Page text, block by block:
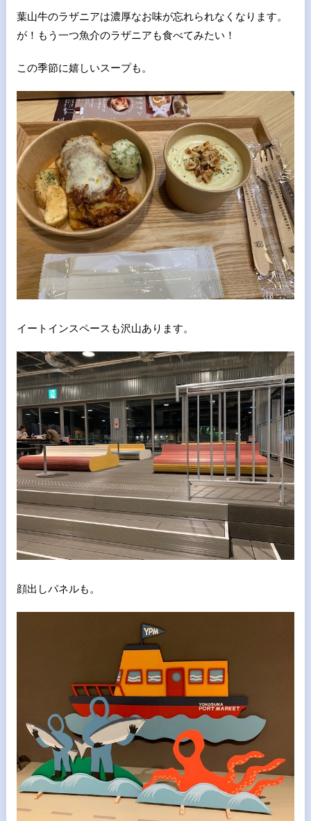
葉山牛のラザニアは濃厚なお味が忘れられなくなります。
が！もう一つ魚介のラザニアも食べてみたい！
この季節に嬉しいスープも。
イートインスペースも沢山あります。
顔出しパネルも。